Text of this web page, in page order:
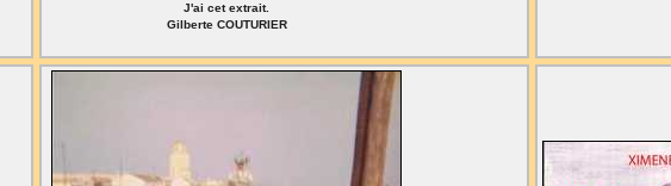
J'ai cet extrait.
Gilberte COUTURIER